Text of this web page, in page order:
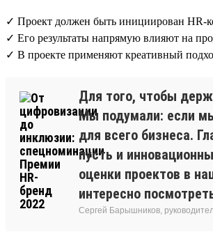
✓ Проект должен быть инициирован HR-
✓ Его результаты напрямую влияют на
✓ В проекте применяют креативный
Для того, чтобы
Мы подумали: если
для всего бизнеса.
пусть и
оценки проектов в
интересно
Сергей Барышников,